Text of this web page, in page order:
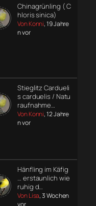
Chinagrünling ( C
hloris sinica)
Von Konni, 19 Jahre
n vor
Stieglitz Cardueli
s carduelis / Natu
raufnahme…
Von Konni, 12 Jahre
n vor
Hänfling im Käfig
… erstaunlich wie
ruhig d…
Von Lisa, 3 Wochen